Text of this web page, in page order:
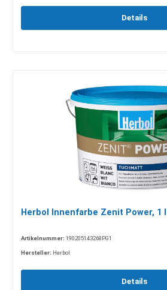
Details
Herbol Innenfarbe Zenit Power, 1 l
Artikelnummer: 190205143268PG1
Hersteller: Herbol
Details